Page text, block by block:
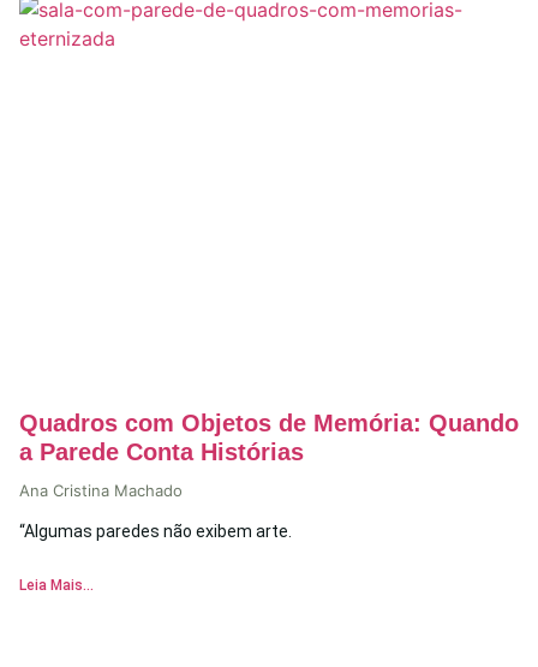
Quadros com Objetos de Memória: Quando
a Parede Conta Histórias
Ana Cristina Machado
“Algumas paredes não exibem arte.
Leia Mais...